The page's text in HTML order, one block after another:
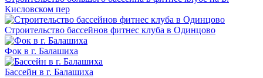
Кисловском пер
Строительство бассейнов фитнес клуба в Одинцово
Фок в г. Балашиха
Бассейн в г. Балашиха